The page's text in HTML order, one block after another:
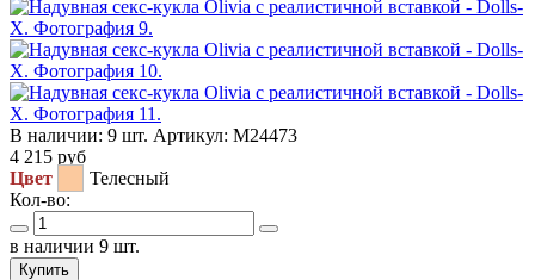
В наличии: 9 шт. Артикул: M24473
4 215 руб
Цвет
Телесный
Кол-во:
в наличии 9 шт.
Купить